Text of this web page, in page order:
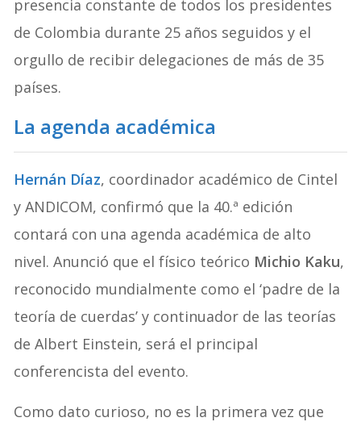
presencia constante de todos los presidentes
de Colombia durante 25 años seguidos y el
orgullo de recibir delegaciones de más de 35
países.
La agenda académica
Hernán Díaz, coordinador académico de Cintel
y ANDICOM, confirmó que la 40.ª edición
contará con una agenda académica de alto
nivel. Anunció que el físico teórico Michio Kaku,
reconocido mundialmente como el ‘padre de la
teoría de cuerdas’ y continuador de las teorías
de Albert Einstein, será el principal
conferencista del evento.
Como dato curioso, no es la primera vez que